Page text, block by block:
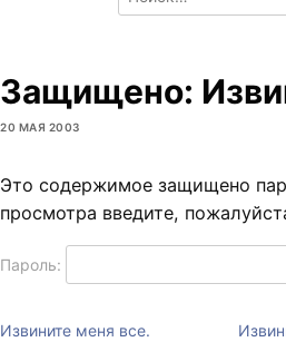
for:
Защищено:
20 МАЯ 2003
Это содержимое защищено
просмотра введите,
Пароль:
Извините меня все.